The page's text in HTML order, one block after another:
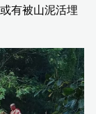
有被山泥活埋